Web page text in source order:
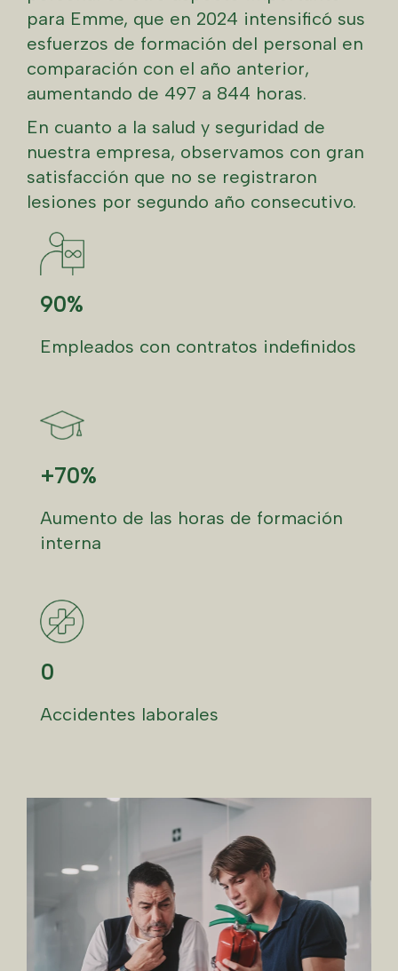
para Emme, que en 2024 intensificó sus
esfuerzos de formación del personal en
comparación con el año anterior,
aumentando de 497 a 844 horas.
En cuanto a la salud y seguridad de
nuestra empresa, observamos con gran
satisfacción que no se registraron
lesiones por segundo año consecutivo.
90%
Empleados con contratos indefinidos
+70%
Aumento de las horas de formación
interna
0
Accidentes laborales